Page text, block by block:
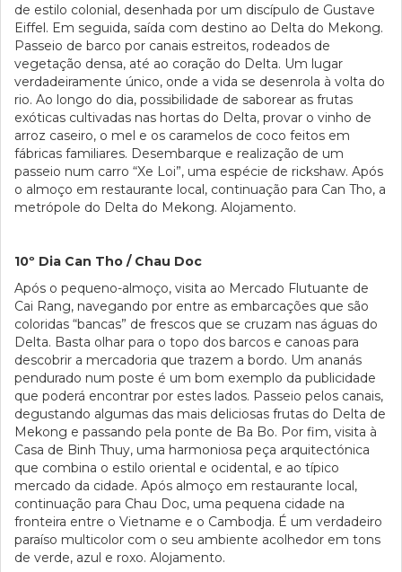
de estilo colonial, desenhada por um discípulo de Gustave
Eiffel. Em seguida, saída com destino ao Delta do Mekong.
Passeio de barco por canais estreitos, rodeados de
vegetação densa, até ao coração do Delta. Um lugar
verdadeiramente único, onde a vida se desenrola à volta do
rio. Ao longo do dia, possibilidade de saborear as frutas
exóticas cultivadas nas hortas do Delta, provar o vinho de
arroz caseiro, o mel e os caramelos de coco feitos em
fábricas familiares. Desembarque e realização de um
passeio num carro “Xe Loi”, uma espécie de rickshaw. Após
o almoço em restaurante local, continuação para Can Tho, a
metrópole do Delta do Mekong. Alojamento.
10º Dia Can Tho / Chau Doc
Após o pequeno-almoço, visita ao Mercado Flutuante de
Cai Rang, navegando por entre as embarcações que são
coloridas “bancas” de frescos que se cruzam nas águas do
Delta. Basta olhar para o topo dos barcos e canoas para
descobrir a mercadoria que trazem a bordo. Um ananás
pendurado num poste é um bom exemplo da publicidade
que poderá encontrar por estes lados. Passeio pelos canais,
degustando algumas das mais deliciosas frutas do Delta de
Mekong e passando pela ponte de Ba Bo. Por fim, visita à
Casa de Binh Thuy, uma harmoniosa peça arquitectónica
que combina o estilo oriental e ocidental, e ao típico
mercado da cidade. Após almoço em restaurante local,
continuação para Chau Doc, uma pequena cidade na
fronteira entre o Vietname e o Cambodja. É um verdadeiro
paraíso multicolor com o seu ambiente acolhedor em tons
de verde, azul e roxo. Alojamento.